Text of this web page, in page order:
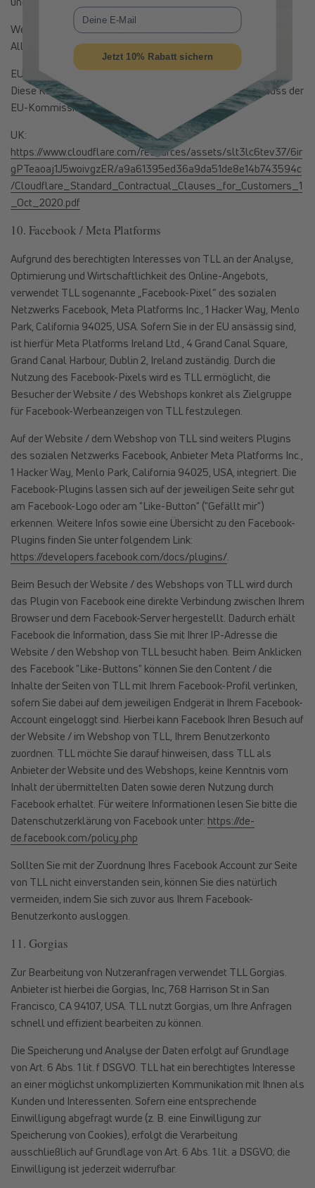
Weitere Informationen zu Cloudflare finden Sie unter:
Allgemein:
https://www.cloudflare.com/gdpr/introduction/
EU:
https://www.cloudflare.com/cloudflare-customer-scc/
Diese Klauseln basieren auf einem Durchführungsbeschluss der
EU-Kommission.
UK:
https://www.cloudflare.com/resources/assets/slt3lc6tev37/6ir
gPTeaoaj1J5woivgzER/a9a61395ed36a9da51de8e14b743594c
/Cloudflare_Standard_Contractual_Clauses_for_Customers_1
_Oct_2020.pdf
10. Facebook / Meta Platforms
Aufgrund des berechtigten Interesses von TLL an der Analyse,
Optimierung und Wirtschaftlichkeit des Online-Angebots,
verwendet TLL sogenannte „Facebook-Pixel“ des sozialen
Netzwerks Facebook, Meta Platforms Inc., 1 Hacker Way, Menlo
Park, California 94025, USA. Sofern Sie in der EU ansässig sind,
ist hierfür Meta Platforms Ireland Ltd., 4 Grand Canal Square,
Grand Canal Harbour, Dublin 2, Ireland zuständig. Durch die
Nutzung des Facebook-Pixels wird es TLL ermöglicht, die
Besucher der Website / des Webshops konkret als Zielgruppe
für Facebook-Werbeanzeigen von TLL festzulegen.
Auf der Website / dem Webshop von TLL sind weiters Plugins
des sozialen Netzwerks Facebook, Anbieter Meta Platforms Inc.,
1 Hacker Way, Menlo Park, California 94025, USA, integriert. Die
Facebook-Plugins lassen sich auf der jeweiligen Seite sehr gut
am Facebook-Logo oder am "Like-Button" ("Gefällt mir")
erkennen. Weitere Infos sowie eine Übersicht zu den Facebook-
Plugins finden Sie unter folgendem Link:
https://developers.facebook.com/docs/plugins/.
Beim Besuch der Website / des Webshops von TLL wird durch
das Plugin von Facebook eine direkte Verbindung zwischen Ihrem
Browser und dem Facebook-Server hergestellt. Dadurch erhält
Facebook die Information, dass Sie mit Ihrer IP-Adresse die
Website / den Webshop von TLL besucht haben. Beim Anklicken
des Facebook "Like-Buttons" können Sie den Content / die
Inhalte der Seiten von TLL mit Ihrem Facebook-Profil verlinken,
sofern Sie dabei auf dem jeweiligen Endgerät in Ihrem Facebook-
Account eingeloggt sind. Hierbei kann Facebook Ihren Besuch auf
der Website / im Webshop von TLL, Ihrem Benutzerkonto
zuordnen. TLL möchte Sie darauf hinweisen, dass TLL als
Anbieter der Website und des Webshops, keine Kenntnis vom
Inhalt der übermittelten Daten sowie deren Nutzung durch
Facebook erhaltet. Für weitere Informationen lesen Sie bitte die
Datenschutzerklärung von Facebook unter: https://de-
de.facebook.com/policy.php
Sollten Sie mit der Zuordnung Ihres Facebook Account zur Seite
von TLL nicht einverstanden sein, können Sie dies natürlich
vermeiden, indem Sie sich zuvor aus Ihrem Facebook-
Benutzerkonto ausloggen.
11. Gorgias
Zur Bearbeitung von Nutzeranfragen verwendet TLL Gorgias.
Anbieter ist hierbei die Gorgias, Inc, 768 Harrison St in San
Francisco, CA 94107, USA. TLL nutzt Gorgias, um Ihre Anfragen
schnell und effizient bearbeiten zu können.
Die Speicherung und Analyse der Daten erfolgt auf Grundlage
von Art. 6 Abs. 1 lit. f DSGVO. TLL hat ein berechtigtes Interesse
an einer möglichst unkomplizierten Kommunikation mit Ihnen als
Kunden und Interessenten. Sofern eine entsprechende
Einwilligung abgefragt wurde (z. B. eine Einwilligung zur
Speicherung von Cookies), erfolgt die Verarbeitung
ausschließlich auf Grundlage von Art. 6 Abs. 1 lit. a DSGVO; die
Einwilligung ist jederzeit widerrufbar.
E-Mail
Jetzt 10% Rabatt sichern